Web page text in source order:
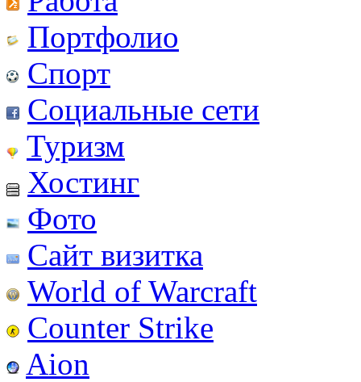
Портфолио
Спорт
Социальные сети
Туризм
Хостинг
Фото
Сайт визитка
World of Warcraft
Counter Strike
Aion